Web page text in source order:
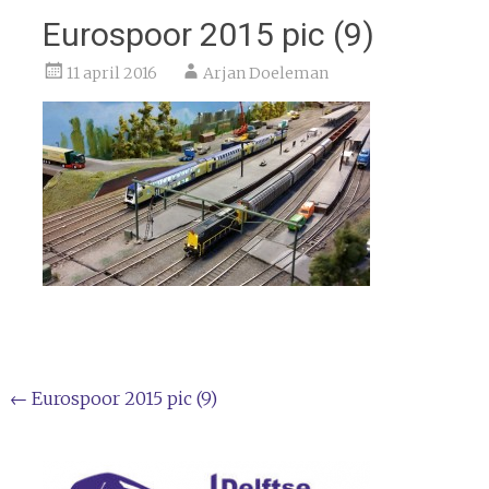
Eurospoor 2015 pic (9)
11 april 2016 Arjan Doeleman
Bericht
← Eurospoor 2015 pic (9)